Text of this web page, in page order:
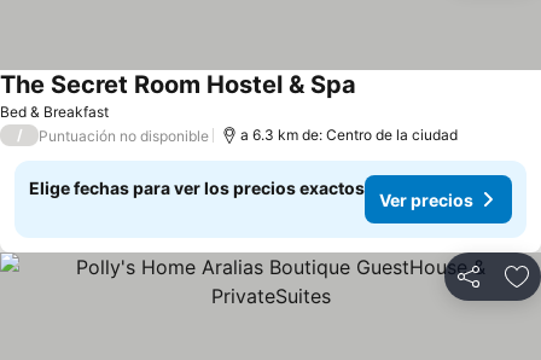
Bed & Breakfast
The Secret Room Hostel & Spa
/ Puntuación no disponible a 6.3 km de: Centro de la ciudad
Elige fechas para ver los precios exactos
Ver precios
Compartir